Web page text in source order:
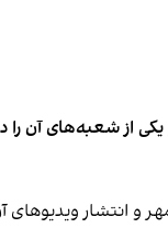
از شعبه‌های آن را
رسانه‌ها در ایران گزارش دادند فروشگاه جین‌وست در خیابان فرشته